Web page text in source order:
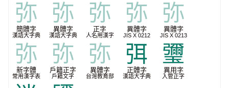
弥
簡體字
漢語大字典
弥
異體字
漢語大字典
弥
正字
人名用漢字
弥
異體字
JIS X 0212
弥
異體字
JIS X 0213
弥
新字體
常用漢字表
弥
戶籍正字
戶籍文字
弥
異體字
台灣教育部
弭
正體字
漢語大字典
瓕
異用字
入管正字